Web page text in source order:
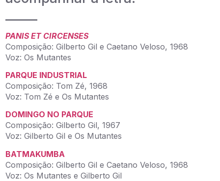
PANIS ET CIRCENSES
Composição: Gilberto Gil e Caetano Veloso, 1968
Voz: Os Mutantes
PARQUE INDUSTRIAL
Composição: Tom Zé, 1968
Voz: Tom Zé e Os Mutantes
DOMINGO NO PARQUE
Composição: Gilberto Gil, 1967
Voz: Gilberto Gil e Os Mutantes
BATMAKUMBA
Composição: Gilberto Gil e Caetano Veloso, 1968
Voz: Os Mutantes e Gilberto Gil